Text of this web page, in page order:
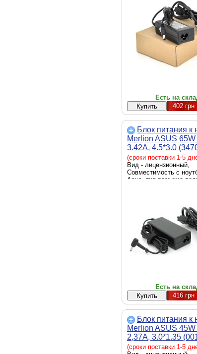
источник питания -
выходная мощность -
Есть на
402грн
Блок питания к
Merlion ASUS
3.42A, 4.5*3.0
LAS65/19-4,5*3,0)
(сроки поставки 1-5
Вид - лицензионный,
Совместимость с
Asus, тип разъема
Есть на
416грн
Блок питания к
Merlion ASUS
2,37A, 3.0*1.35
LAS45/19-3,0*1,35)
(сроки поставки 1-5